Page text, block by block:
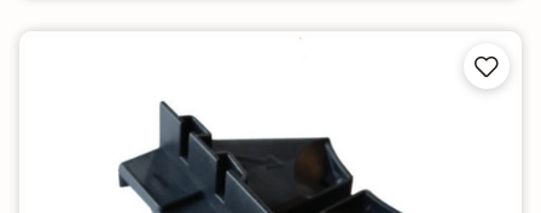

